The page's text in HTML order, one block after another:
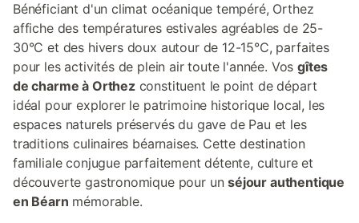
Bénéficiant d'un climat océanique tempéré, Orthez
affiche des températures estivales agréables de 25-
30°C et des hivers doux autour de 12-15°C, parfaites
pour les activités de plein air toute l'année. Vosgîtes
de charme à Orthezconstituent le point de départ
idéal pour explorer le patrimoine historique local, les
espaces naturels préservés du gave de Pau et les
traditions culinaires béarnaises. Cette destination
familiale conjugue parfaitement détente, culture et
découverte gastronomique pour unséjour authentique
en Béarn mémorable.